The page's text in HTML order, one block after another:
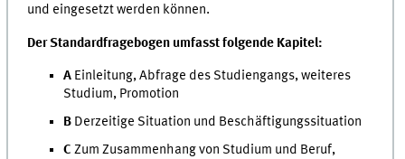
und eingesetzt werden können.
Der Standardfragebogen umfasst folgende Kapitel:
A Einleitung, Abfrage des Studiengangs, weiteres
Studium, Promotion
B Derzeitige Situation und Beschäftigungssituation
C Zum Zusammenhang von Studium und Beruf,